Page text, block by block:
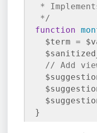
*
*/
function
$term =
// Add
}